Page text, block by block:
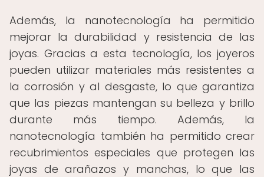
Además, la nanotecnología ha permitido
mejorar la durabilidad y resistencia de las
joyas. Gracias a esta tecnología, los joyeros
pueden utilizar materiales más resistentes a
la corrosión y al desgaste, lo que garantiza
que las piezas mantengan su belleza y brillo
durante más tiempo. Además, la
nanotecnología también ha permitido crear
recubrimientos especiales que protegen las
joyas de arañazos y manchas, lo que las